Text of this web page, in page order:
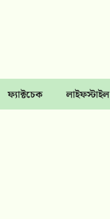
ফ্যাক্টচেক লাইফস্টাইল